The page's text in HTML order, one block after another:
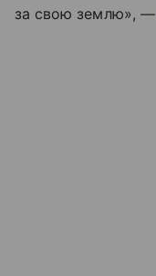
за свою землю», —